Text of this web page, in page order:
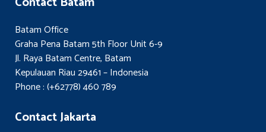
Batam Office
Graha Pena Batam 5th Floor Unit 6-9
Jl. Raya Batam Centre, Batam
Kepulauan Riau 29461 – Indonesia
Phone : (+62778) 460 789
Contact Jakarta